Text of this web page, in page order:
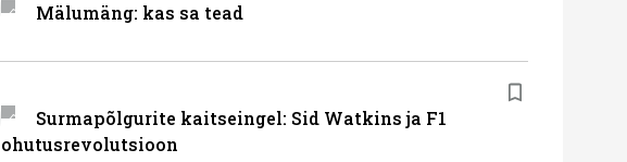
Mälumäng: kas sa tead
Surmapõlgurite kaitseingel: Sid Watkins ja F1
ohutusrevolutsioon